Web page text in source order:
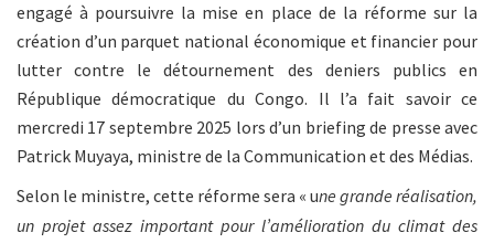
engagé à poursuivre la mise en place de la réforme sur la
création d’un parquet national économique et financier pour
lutter contre le détournement des deniers publics en
République démocratique du Congo. Il l’a fait savoir ce
mercredi 17 septembre 2025 lors d’un briefing de presse avec
Patrick Muyaya, ministre de la Communication et des Médias.
Selon le ministre, cette réforme sera « une grande réalisation,
un projet assez important pour l’amélioration du climat des